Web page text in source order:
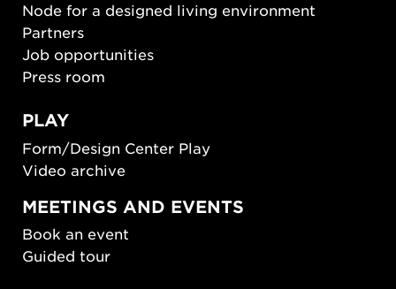
Node for a designed living environment
Partners
Job opportunities
Press room
PLAY
Form/Design Center Play
Video archive
MEETINGS AND EVENTS
Book an event
Guided tour